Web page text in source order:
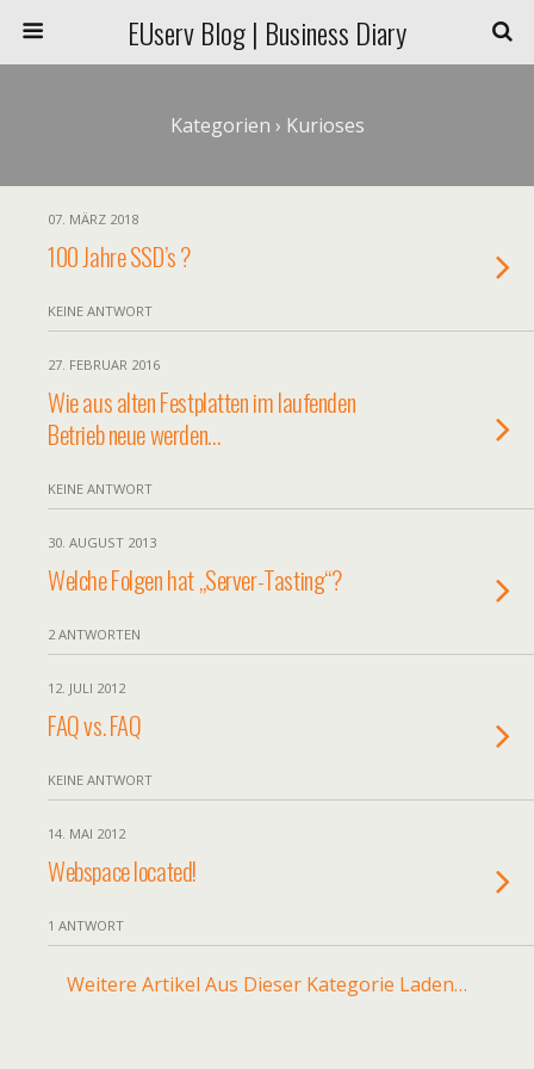
EUserv Blog | Business Diary
Kategorien › Kurioses
07. MÄRZ 2018
100 Jahre SSD’s ?
KEINE ANTWORT
27. FEBRUAR 2016
Wie aus alten Festplatten im laufenden
Betrieb neue werden…
KEINE ANTWORT
30. AUGUST 2013
Welche Folgen hat „Server-Tasting“?
2 ANTWORTEN
12. JULI 2012
FAQ vs. FAQ
KEINE ANTWORT
14. MAI 2012
Webspace located!
1 ANTWORT
Weitere Artikel Aus Dieser Kategorie Laden…